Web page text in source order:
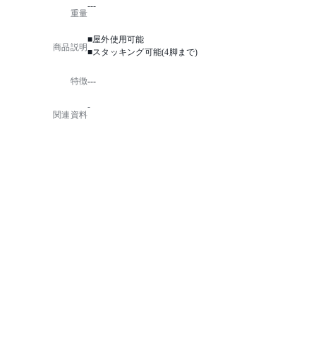
重量
---
商品説明
■屋外使用可能
■スタッキング可能(4脚まで)
特徴---
関連資料
-